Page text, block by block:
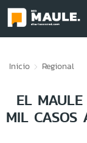
Inicio Regional
EL
MIL CASOS